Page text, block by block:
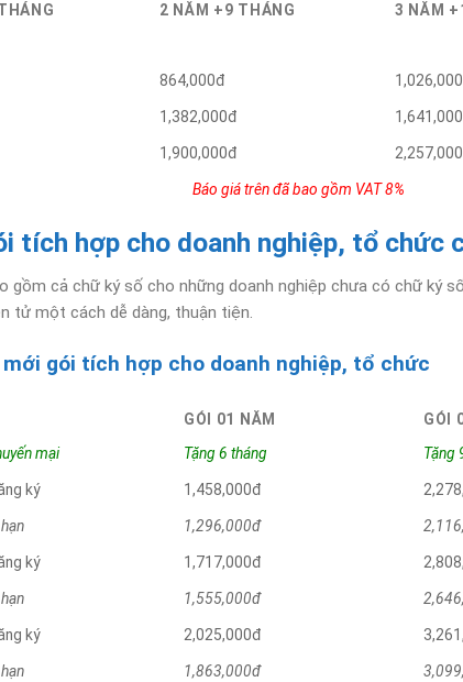
2 NĂM +9 THÁNG 3 NĂM
864,000đ
1,382,000đ
1,900,000đ
Báo giá trên đã bao gồm VAT 8%
tích hợp cho doanh nghiệp, tổ chức
gồm cả chữ ký số cho những doanh nghiệp chưa có chữ ký
tử một cách dễ dàng, thuận tiện.
mới gói tích hợp cho doanh nghiệp, tổ chức
GÓI 01 NĂM GÓI
mại
Tặng 6 tháng Tặng
ký 1,458,000đ
1,296,000đ
ký 1,717,000đ
1,555,000đ
ký 2,025,000đ
1,863,000đ